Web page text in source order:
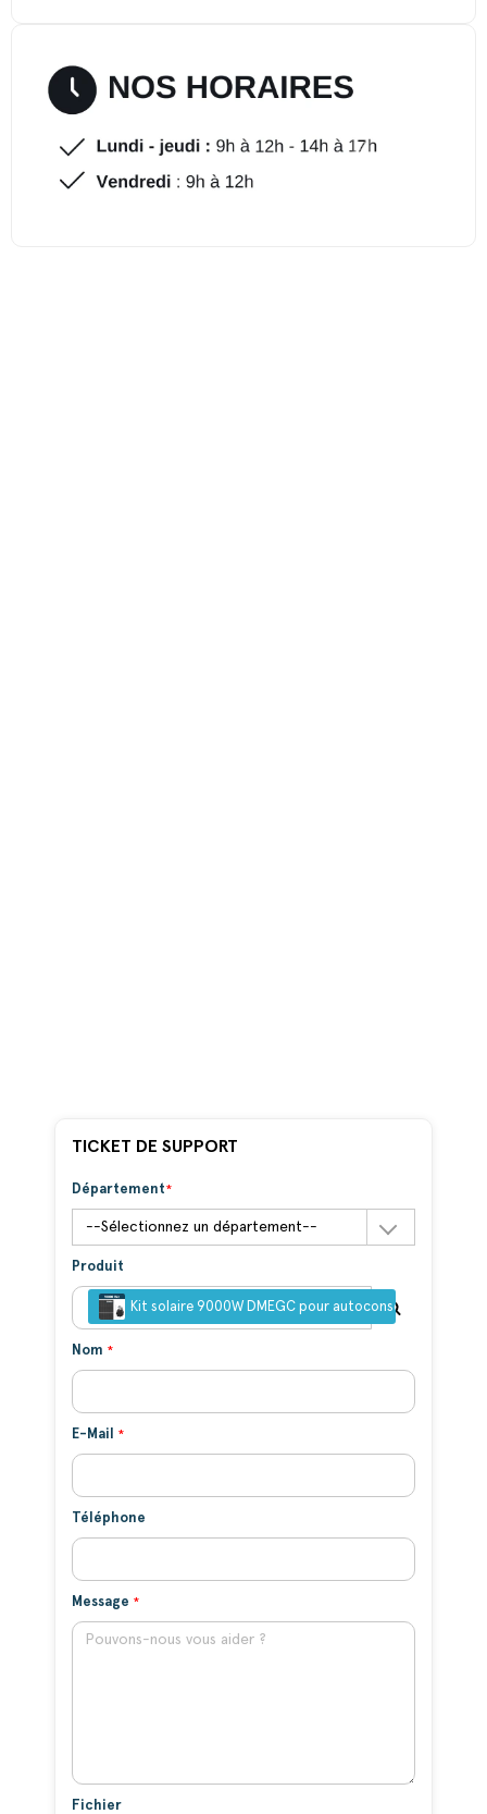
TICKET DE SUPPORT
Département
Produit
Kit solaire 9000W DMEGC pour autoconsommation
Nom
E-Mail
Téléphone
Message
Fichier